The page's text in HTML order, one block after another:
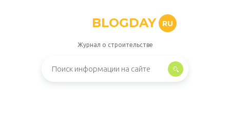
BLOGDAY RU
Журнал о строительстве